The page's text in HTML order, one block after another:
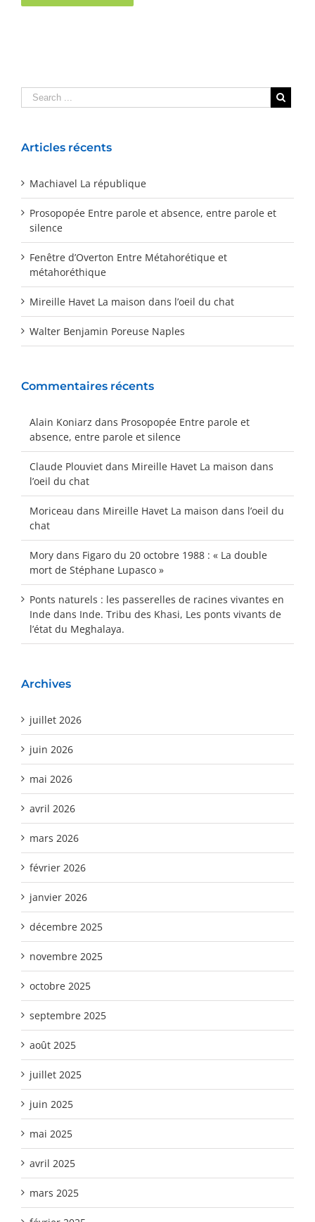
Articles récents
Machiavel La république
Prosopopée Entre parole et absence, entre parole et
silence
Fenêtre d’Overton Entre Métahorétique et
métahoréthique
Mireille Havet La maison dans l’oeil du chat
Walter Benjamin Poreuse Naples
Commentaires récents
Alain Koniarz dans Prosopopée Entre parole et
absence, entre parole et silence
Claude Plouviet dans Mireille Havet La maison dans
l’oeil du chat
Moriceau dans Mireille Havet La maison dans l’oeil du
chat
Mory dans Figaro du 20 octobre 1988 : « La double
mort de Stéphane Lupasco »
Ponts naturels : les passerelles de racines vivantes en
Inde dans Inde. Tribu des Khasi, Les ponts vivants de
l’état du Meghalaya.
Archives
juillet 2026
juin 2026
mai 2026
avril 2026
mars 2026
février 2026
janvier 2026
décembre 2025
novembre 2025
octobre 2025
septembre 2025
août 2025
juillet 2025
juin 2025
mai 2025
avril 2025
mars 2025